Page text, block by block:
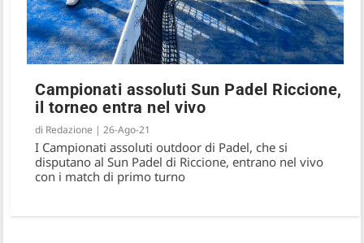
Campionati assoluti Sun Padel Riccione,
il torneo entra nel vivo
di Redazione |26-Ago-21
I Campionati assoluti outdoor di Padel, che si
disputano al Sun Padel di Riccione, entrano nel vivo
con i match di primo turno